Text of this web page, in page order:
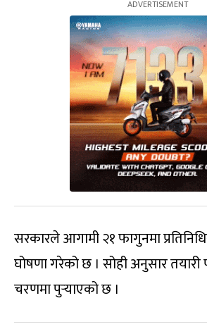
सरकारले आगामी २१ फागुनमा
घोषणा गरेको छ । सोही अनुसार तयारी
चरणमा पुर्‍याएको छ ।